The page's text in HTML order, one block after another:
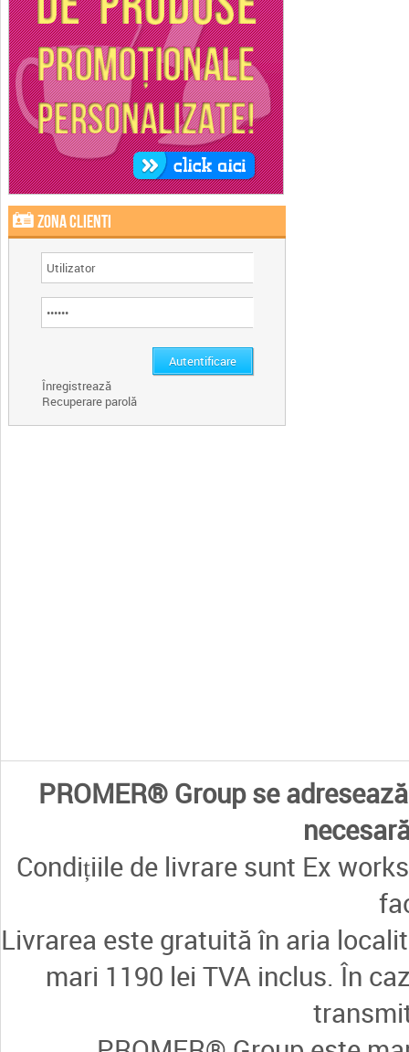
Zona clienti
Înregistrează
Recuperare parolă
PROMER® Group se
Condițiile de livrare sunt Ex
Livrarea este gratuită în aria
mari 1190 lei TVA inclus. În